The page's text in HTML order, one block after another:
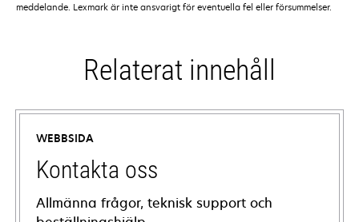
meddelande. Lexmark är inte ansvarigt för eventuella fel eller försummelser.
Relaterat innehåll
WEBBSIDA
Kontakta oss
Allmänna frågor, teknisk support och